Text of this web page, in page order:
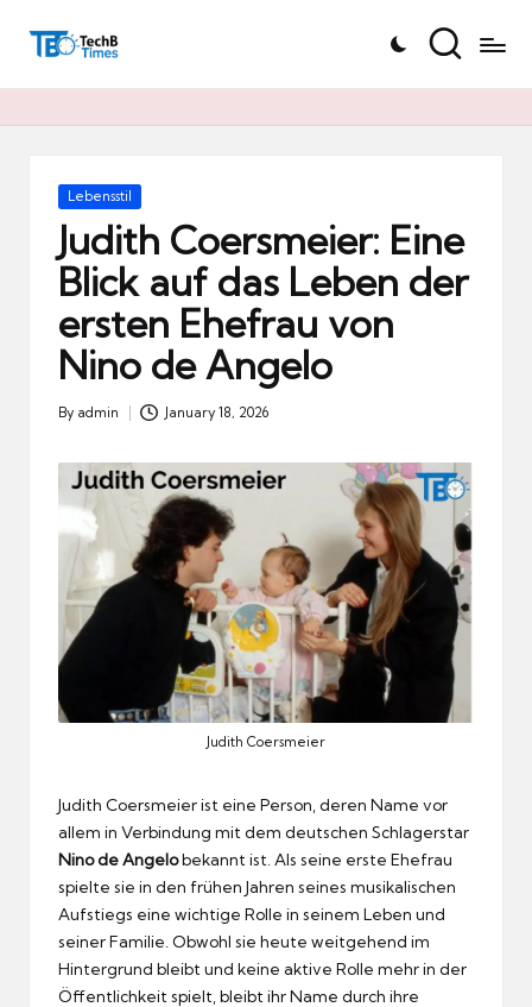
T
h
Posted
Lebensstil
Judith Coersmeier: Eine
Blick auf das Leben der
ersten Ehefrau von
Nino de Angelo
Posted
By admin January 18, 2026
Judith Coersmeier
Judith Coersmeier ist eine Person, deren Name vor
allem in Verbindung mit dem deutschen Schlagerstar
Nino de Angelobekannt ist. Als seine erste Ehefrau
spielte sie in den frühen Jahren seines musikalischen
Aufstiegs eine wichtige Rolle in seinem Leben und
seiner Familie. Obwohl sie heute weitgehend im
Hintergrund bleibt und keine aktive Rolle mehr in der
Öffentlichkeit spielt, bleibt ihr Name durch ihre